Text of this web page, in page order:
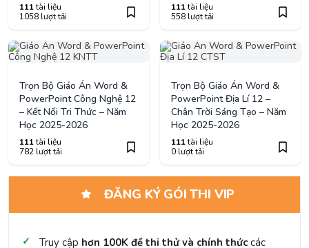
111tài liệu
1058 lượt tải
111tài liệu
558 lượt tải
Trọn Bộ Giáo Án Word &
PowerPoint Công Nghệ 12
– Kết Nối Tri Thức – Năm
Học 2025-2026
111tài liệu
782 lượt tải
Trọn Bộ Giáo Án Word &
PowerPoint Địa Lí 12 –
Chân Trời Sáng Tạo – Năm
Học 2025-2026
111tài liệu
0 lượt tải
ĐĂNG KÝ GÓI THI VIP
Truy cập hơn 100K đề thi thử và chính thứccác